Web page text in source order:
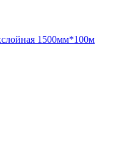
1500мм*100м